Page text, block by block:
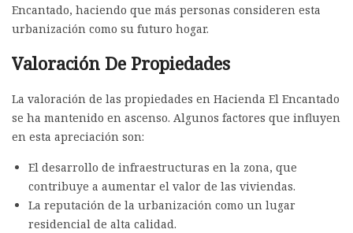
Encantado, haciendo que más personas consideren esta
urbanización como su futuro hogar.
Valoración De Propiedades
La valoración de las propiedades en Hacienda El Encantado
se ha mantenido en ascenso. Algunos factores que influyen
en esta apreciación son:
El desarrollo de infraestructuras en la zona, que
contribuye a aumentar el valor de las viviendas.
La reputación de la urbanización como un lugar
residencial de alta calidad.